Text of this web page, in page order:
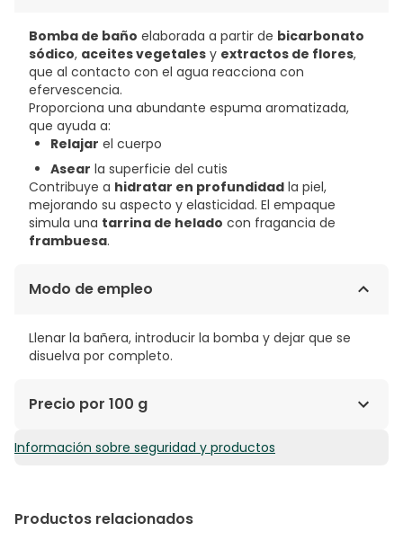
Bomba de baño elaborada a partir de bicarbonato
sódico, aceites vegetales y extractos de flores,
que al contacto con el agua reacciona con
efervescencia.
Proporciona una abundante espuma aromatizada,
que ayuda a:
Relajar el cuerpo
Asear la superficie del cutis
Contribuye a hidratar en profundidad la piel,
mejorando su aspecto y elasticidad. El empaque
simula una tarrina de helado con fragancia de
frambuesa.
Modo de empleo
Llenar la bañera, introducir la bomba y dejar que se
disuelva por completo.
Precio por 100 g
3,12€ / 100 g
Información sobre seguridad y productos
Productos relacionados